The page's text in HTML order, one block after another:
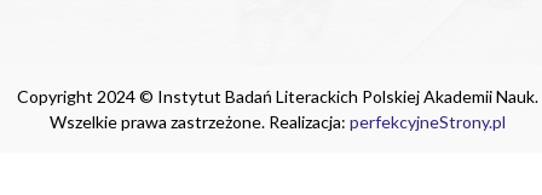
Copyright 2024 © Instytut Badań Literackich Polskiej Akademii Nauk.
Wszelkie prawa zastrzeżone. Realizacja: perfekcyjneStrony.pl